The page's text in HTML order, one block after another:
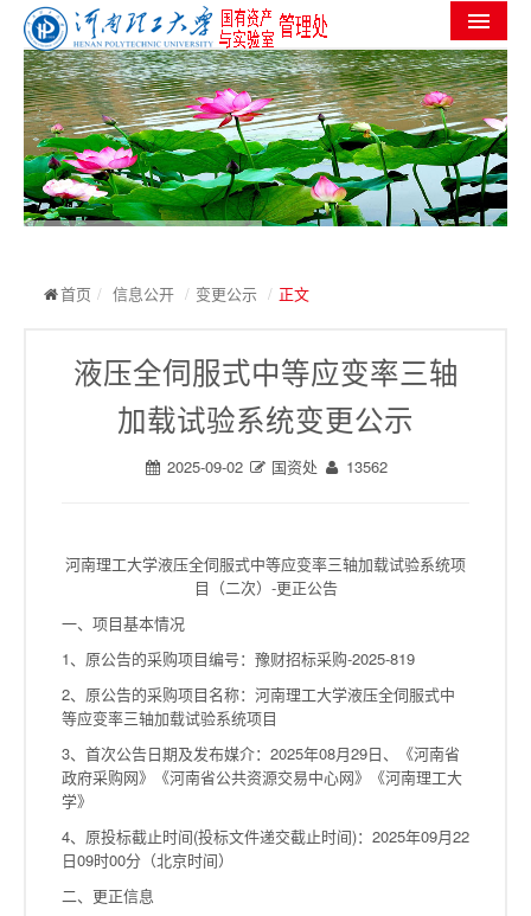
首页
机构设置
党群工作
信息公开
服务指南
首页 / 信息公开 / 变更公示 / 正文
液压全伺服式中等应变率三轴
加载试验系统变更公示
2025-09-02 国资处 13562
河南理工大学液压全伺服式中等应变率三轴加载试验系统项
目（二次）-更正公告
一、项目基本情况
1、原公告的采购项目编号：豫财招标采购-2025-819
2、原公告的采购项目名称：河南理工大学液压全伺服式中
等应变率三轴加载试验系统项目
3、首次公告日期及发布媒介：2025年08月29日、《河南省
政府采购网》《河南省公共资源交易中心网》《河南理工大
学》
4、原投标截止时间(投标文件递交截止时间)：2025年09月22
日09时00分（北京时间）
二、更正信息